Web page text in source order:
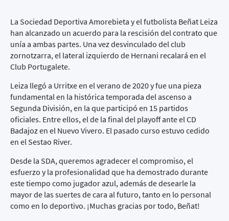
La Sociedad Deportiva Amorebieta y el futbolista Beñat Leiza
han alcanzado un acuerdo para la rescisión del contrato que
unía a ambas partes. Una vez desvinculado del club
zornotzarra, el lateral izquierdo de Hernani recalará en el
Club Portugalete.
Leiza llegó a Urritxe en el verano de 2020 y fue una pieza
fundamental en la histórica temporada del ascenso a
Segunda División, en la que participó en 15 partidos
oficiales. Entre ellos, el de la final del playoff ante el CD
Badajoz en el Nuevo Vivero. El pasado curso estuvo cedido
en el Sestao River.
Desde la SDA, queremos agradecer el compromiso, el
esfuerzo y la profesionalidad que ha demostrado durante
este tiempo como jugador azul, además de desearle la
mayor de las suertes de cara al futuro, tanto en lo personal
como en lo deportivo. ¡Muchas gracias por todo, Beñat!